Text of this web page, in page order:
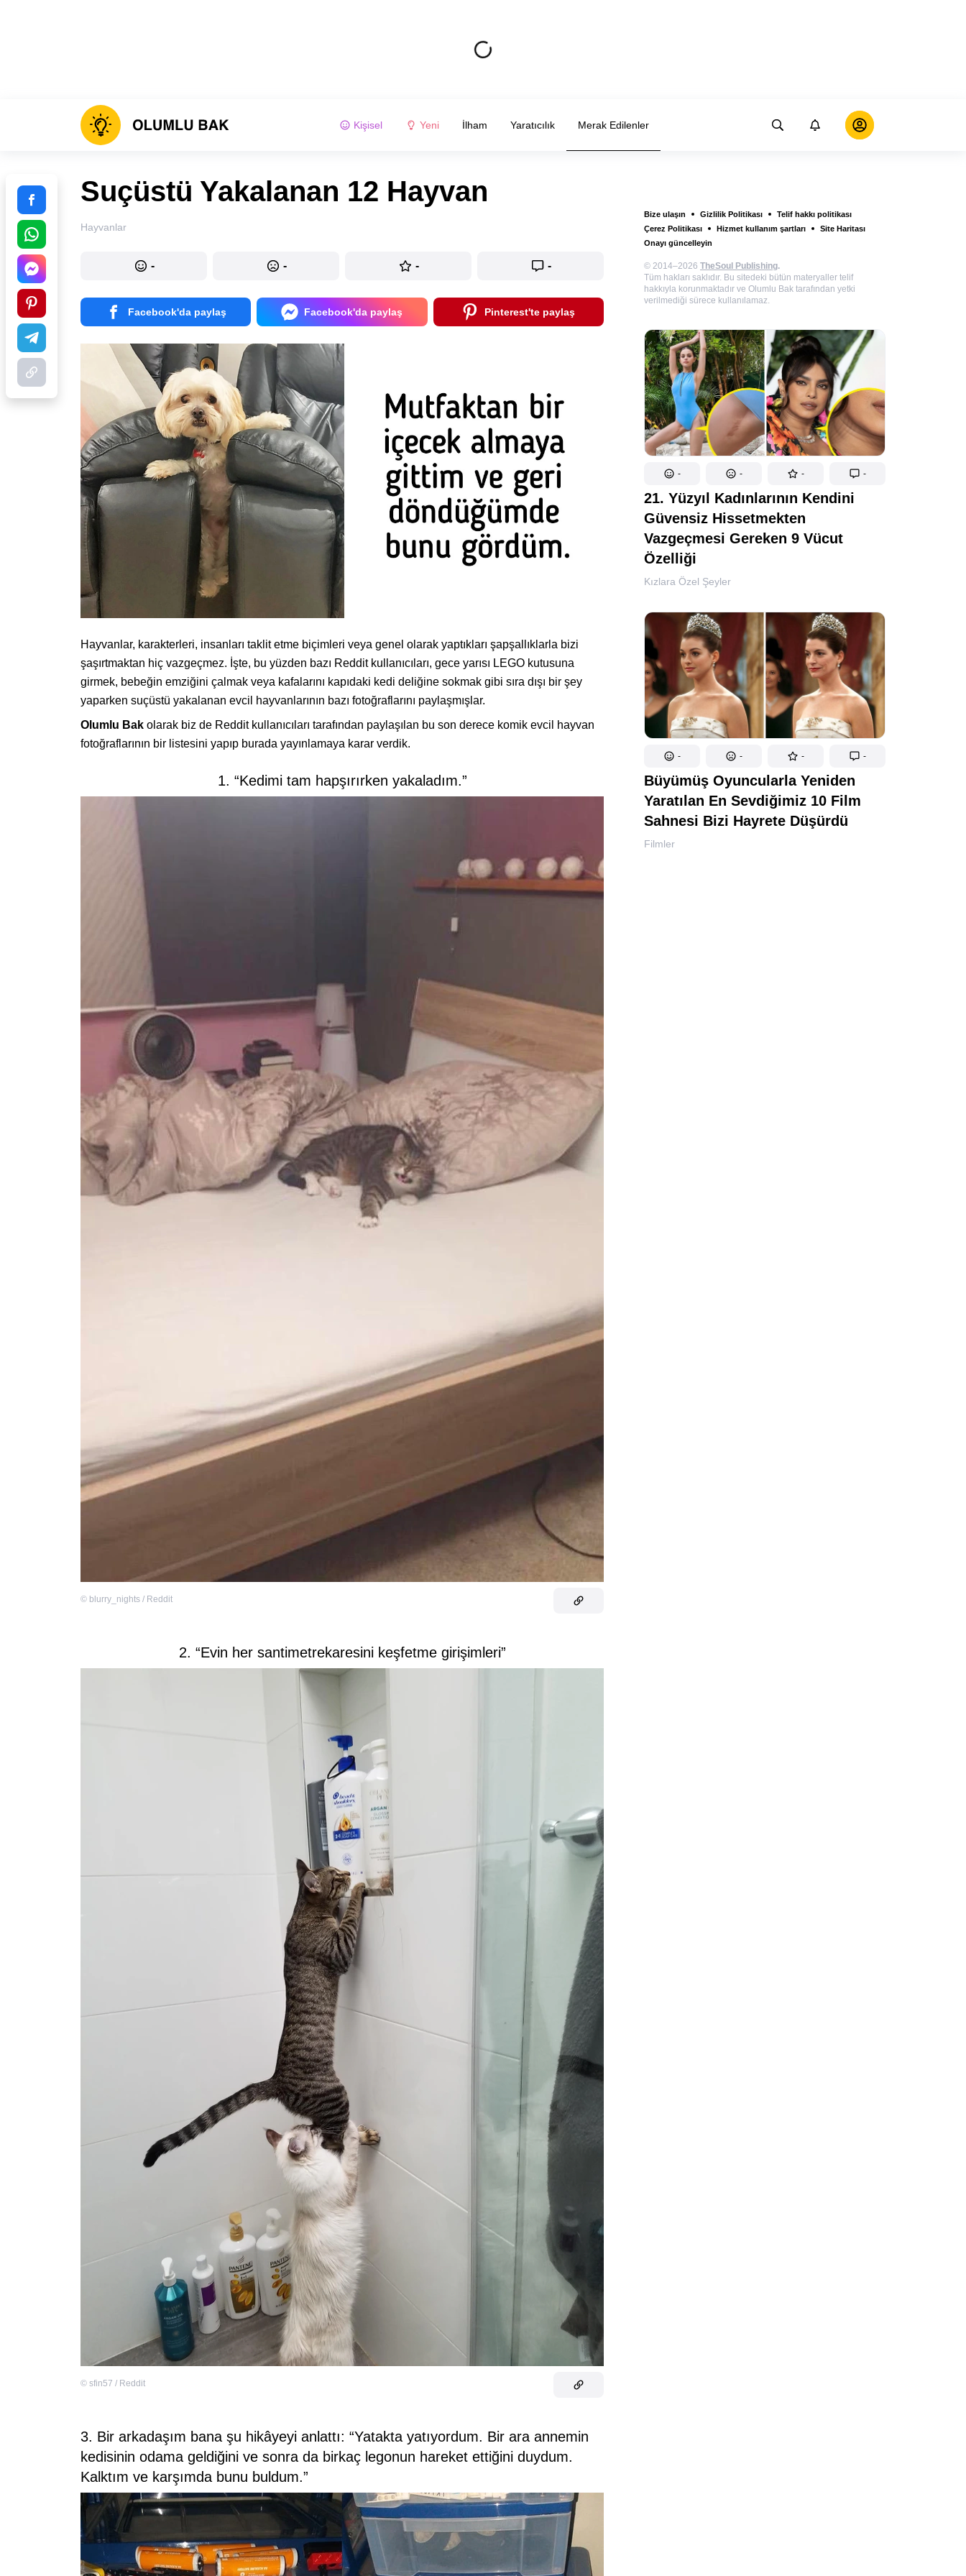
Kişisel Yeni İlham Yaratıcılık Merak Edilenler
Bize ulaşın Gizlilik Politikası
Telif hakkı politikası
Çerez Politikası
Hizmet kullanım şartları
Site Haritası
Onayı güncelleyin
© 2014–2026 TheSoul Publishing.
Tüm hakları saklıdır. Bu sitedeki bütün materyaller telif
hakkıyla korunmaktadır ve Olumlu Bak tarafından yetki
verilmediği sürece kullanılamaz.
- - - -
21. Yüzyıl Kadınlarının Kendini
Güvensiz Hissetmekten
Vazgeçmesi Gereken 9 Vücut
Özelliği
Kızlara Özel Şeyler
- - - -
Büyümüş Oyuncularla Yeniden
Yaratılan En Sevdiğimiz 10 Film
Sahnesi Bizi Hayrete Düşürdü
Filmler
Suçüstü Yakalanan 12 Hayvan
Hayvanlar
- - - -
Facebook'da paylaş Facebook'da paylaş Pinterest'te paylaş
Hayvanlar, karakterleri, insanları taklit etme biçimleri veya genel olarak yaptıkları şapşallıklarla bizi
şaşırtmaktan hiç vazgeçmez. İşte, bu yüzden bazı Reddit kullanıcıları, gece yarısı LEGO kutusuna
girmek, bebeğin emziğini çalmak veya kafalarını kapıdaki kedi deliğine sokmak gibi sıra dışı bir şey
yaparken suçüstü yakalanan evcil hayvanlarının bazı fotoğraflarını paylaşmışlar.
Olumlu Bak olarak biz de Reddit kullanıcıları tarafından paylaşılan bu son derece komik evcil hayvan
fotoğraflarının bir listesini yapıp burada yayınlamaya karar verdik.
1. “Kedimi tam hapşırırken yakaladım.”
© blurry_nights / Reddit
2. “Evin her santimetrekaresini keşfetme girişimleri”
© sfin57 / Reddit
3. Bir arkadaşım bana şu hikâyeyi anlattı: “Yatakta yatıyordum. Bir ara annemin
kedisinin odama geldiğini ve sonra da birkaç legonun hareket ettiğini duydum.
Kalktım ve karşımda bunu buldum.”